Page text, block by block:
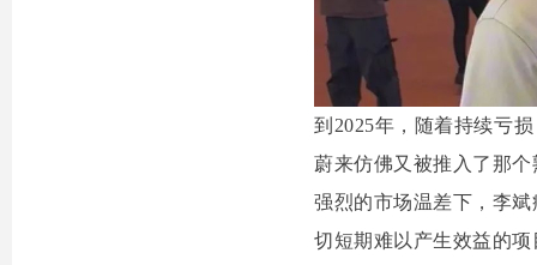
到2025年，随着持续亏
蔚来仿佛又被推入了那
强烈的市场温差下，李
切短期难以产生效益的